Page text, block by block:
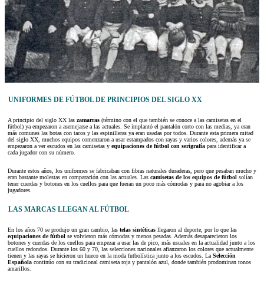
UNIFORMES DE FÚTBOL DE PRINCIPIOS DEL SIGLO XX
A principio del siglo XX las zamarras (término con el que también se conoce a las camisetas en el
fútbol) ya empezaron a asemejarse a las actuales. Se implantó el pantalón corto con las medias, ya eran
más comunes las botas con tacos y las espinilleras ya eran usadas por todos. Durante esta primera mitad
del siglo XX, muchos equipos comenzaron a usar estampados con rayas y varios colores, además ya se
empezaron a ver escudos en las camisetas y equipaciones de fútbol con serigrafía para identificar a
cada jugador con su número.
Durante estos años, los uniformes se fabricaban con fibras naturales duraderas, pero que pesaban mucho y
eran bastante molestas en comparación con las actuales. Las camisetas de los equipos de fútbol solían
tener cuerdas y botones en los cuellos para que fueran un poco más cómodas y para no agobiar a los
jugadores.
LAS MARCAS LLEGAN AL FÚTBOL
En los años 70 se produjo un gran cambio, las telas sintéticas llegaron al deporte, por lo que las
equipaciones de fútbol se volvieron más cómodas y menos pesadas. Además desaparecieron los
botones y cuerdas de los cuellos para empezar a usar las de pico, más usuales en la actualidad junto a los
cuellos redondos. Durante los 60 y 70, las selecciones nacionales afianzaron los colores que actualmente
tienen y las rayas se hicieron un hueco en la moda futbolística junto a los escudos. La Selección
Española continúo con su tradicional camiseta roja y pantalón azul, donde también prodominan tonos
amarillos.